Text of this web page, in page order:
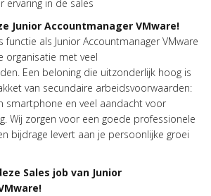
ervaring in de sales
Junior Accountmanager VMware!
functie als Junior Accountmanager VMware
organisatie met veel
Een beloning die uitzonderlijk hoog is
van secundaire arbeidsvoorwaarden:
smartphone en veel aandacht voor
Wij zorgen voor een goede professionele
bijdrage levert aan je persoonlijke groei
Sales job van Junior
!